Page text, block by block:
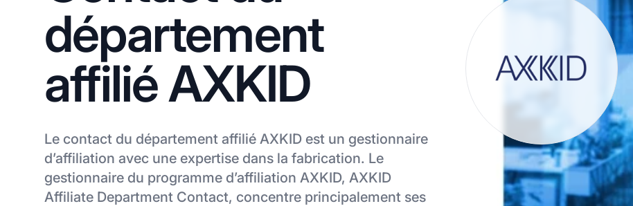
département
affilié AXKID
Le contact du département affilié AXKID est un gestionnaire
d’affiliation avec une expertise dans la fabrication. Le
gestionnaire du programme d’affiliation AXKID, AXKID
Affiliate Department Contact, concentre principalement ses